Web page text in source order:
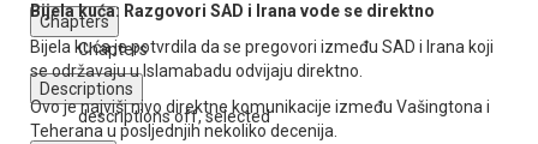
Chapters
Chapters
Descriptions
descriptions off, selected
Bijela kuća: Razgovori SAD i Irana vode se direktno
Bijela kuća je potvrdila da se pregovori između SAD i Irana koji
se održavaju u Islamabadu odvijaju direktno.
Ovo je najviši nivo direktne komunikacije između Vašingtona i
Teherana u posljednjih nekoliko decenija.